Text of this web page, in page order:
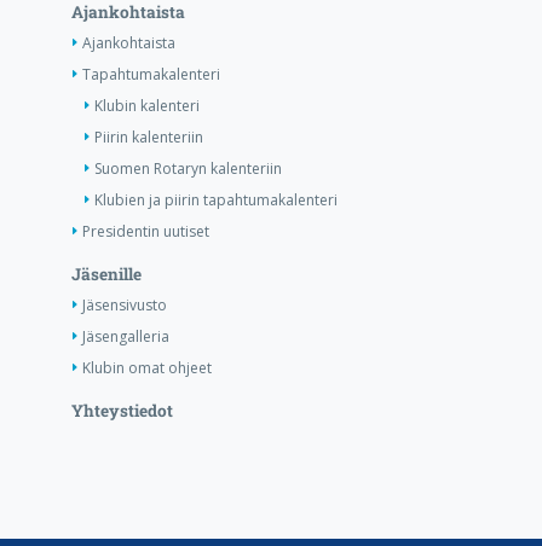
Ajankohtaista
Ajankohtaista
Tapahtumakalenteri
Klubin kalenteri
Piirin kalenteriin
Suomen Rotaryn kalenteriin
Klubien ja piirin tapahtumakalenteri
Presidentin uutiset
Jäsenille
Jäsensivusto
Jäsengalleria
Klubin omat ohjeet
Yhteystiedot